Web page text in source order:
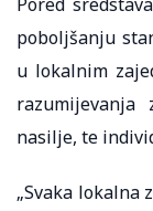
poboljšanju
u lokalnim
nasilje, te
„Svaka